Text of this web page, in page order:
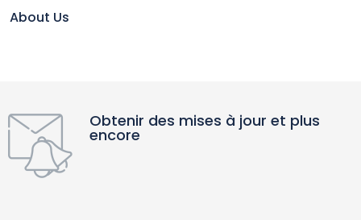
About Us
Obtenir des mises à jour et plus
encore